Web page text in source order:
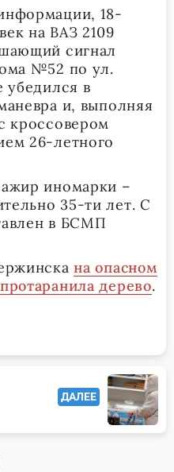
18-
на ВАЗ 2109
сигнал
№52 по ул.
убедился в
и, выполняя
кроссовером
26-летного
иномарки –
35-ти лет. С
в БСМП
на опасном
дерево.
ДАЛЕЕ